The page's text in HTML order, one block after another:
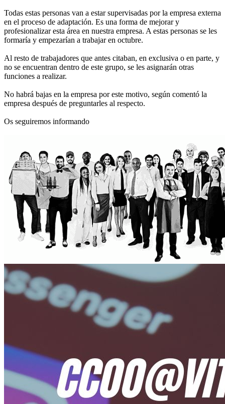
Todas estas personas van a estar supervisadas por la empresa externa
en el proceso de adaptación. Es una forma de mejorar y
profesionalizar esta área en nuestra empresa. A estas personas se les
formaría y empezarían a trabajar en octubre.
Al resto de trabajadores que antes citaban, en exclusiva o en parte, y
no se encuentran dentro de este grupo, se les asignarán otras
funciones a realizar.
No habrá bajas en la empresa por este motivo, según comentó la
empresa después de preguntarles al respecto.
Os seguiremos informando